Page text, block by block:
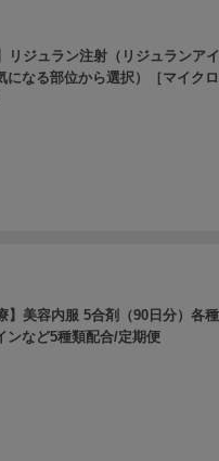
リジュラン注射（リジュランア
になる部位から選択）［マイク
】美容内服 5合剤（90日分）各
ンなど5種類配合/定期便